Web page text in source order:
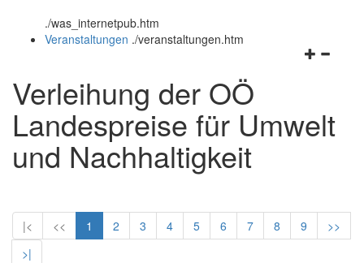
und
schließen
./was_internetpub.htm
Veranstaltungen ./veranstaltungen.htm
Verleihung der OÖ
Landespreise für Umwelt
und Nachhaltigkeit
|< << 1 2 3 4 5 6 7 8 9
>>
>|